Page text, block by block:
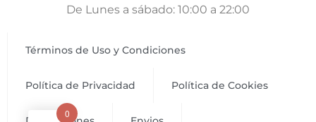
De Lunes a sábado: 10:00 a 22:00
Términos de Uso y Condiciones
Política de Privacidad Política de Cookies
0